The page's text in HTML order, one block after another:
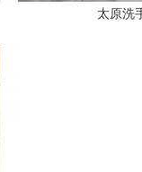
太原洗